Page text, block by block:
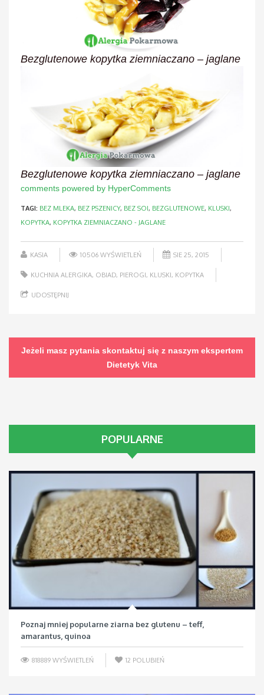
Bezglutenowe kopytka ziemniaczano – jaglane
Bezglutenowe kopytka ziemniaczano – jaglane
comments powered by HyperComments
TAGI: BEZ MLEKA, BEZ PSZENICY, BEZ SOI, BEZGLUTENOWE, KLUSKI,
KOPYTKA, KOPYTKA ZIEMNIACZANO - JAGLANE
KASIA 10506 WYŚWIETLEŃ SIE 25, 2015
KUCHNIA ALERGIKA, OBIAD, PIEROGI, KLUSKI, KOPYTKA
UDOSTĘPNIJ
Jeżeli masz pytania skontaktuj się z naszym ekspertem
Dietetyk Vita
POPULARNE
Poznaj mniej popularne ziarna bez glutenu – teff,
amarantus, quinoa
818889 WYŚWIETLEŃ 12 POLUBIEŃ